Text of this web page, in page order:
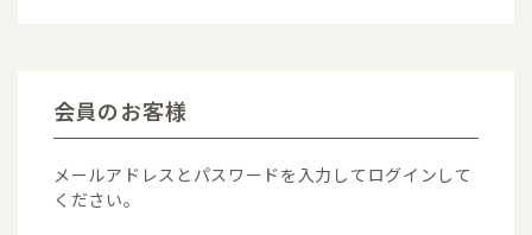
会員のお客様
メールアドレスとパスワードを入力してログインして
ください。